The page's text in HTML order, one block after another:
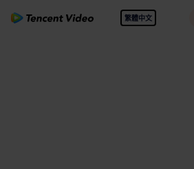
繁體中文